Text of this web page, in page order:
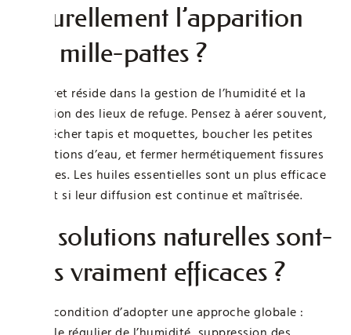
naturellement l’apparition
des mille-pattes ?
Le secret réside dans la gestion de l’humidité et la
réduction des lieux de refuge. Pensez à aérer souvent,
bien sécher tapis et moquettes, boucher les petites
infiltrations d’eau, et fermer hermétiquement fissures
et fentes. Les huiles essentielles sont un plus efficace
surtout si leur diffusion est continue et maîtrisée.
Les solutions naturelles sont-
elles vraiment efficaces ?
Oui, à condition d’adopter une approche globale :